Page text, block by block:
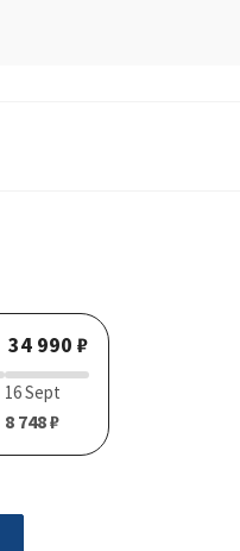
34 990 ₽
16 Sept
8 748 ₽